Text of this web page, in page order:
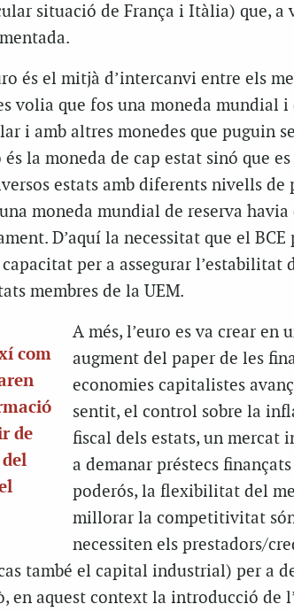
situació de França i Itàlia) que, a
és el mitjà d’intercanvi entre els
volia que fos una moneda mundial i
i amb altres monedes que puguin
és la moneda de cap estat sinó que
estats amb diferents nivells de
moneda mundial de reserva havia
D’aquí la necessitat que el BCE
per a assegurar l’estabilitat
membres de la UEM.
com
de
A més, l’euro es va crear en
augment del paper de les
economies capitalistes
sentit, el control sobre la
fiscal dels estats, un mercat
a demanar préstecs
poderós, la flexibilitat del
millorar la competitivitat
necessiten els prestadors/
també el capital industrial) per a
en aquest context la introducció de